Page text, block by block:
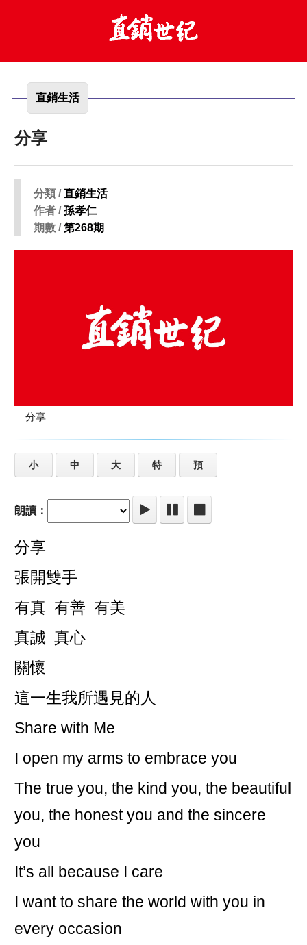
直銷生活
分享
分類 /直銷生活
作者 /孫孝仁
期數 /第268期
分享
小 中 大 特 預
朗讀：
分享
張開雙手
有真 有善 有美
真誠 真心
關懷
這一生我所遇見的人
Share with Me
I open my arms to embrace you
The true you, the kind you, the beautiful
you, the honest you and the sincere
you
It’s all because I care
I want to share the world with you in
every occasion